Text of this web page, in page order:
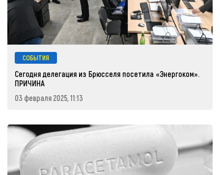
СОБЫТИЯ
Сегодня делегация из Брюсселя посетила «Энергоком».
ПРИЧИНА
03 февраля 2025, 11:13